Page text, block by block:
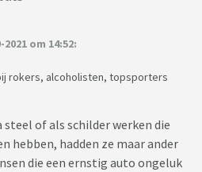
om 14:52:
rokers, alcoholisten, topsporters
steel of als schilder werken die
hebben, hadden ze maar ander
die een ernstig auto ongeluk